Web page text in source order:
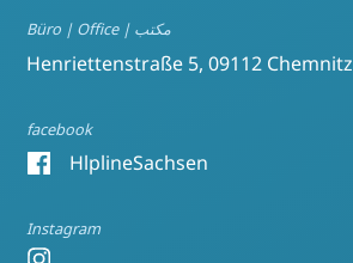
Büro | Office | مكتب
Henriettenstraße 5, 09112 Chemnitz
facebook
HlplineSachsen
Instagram